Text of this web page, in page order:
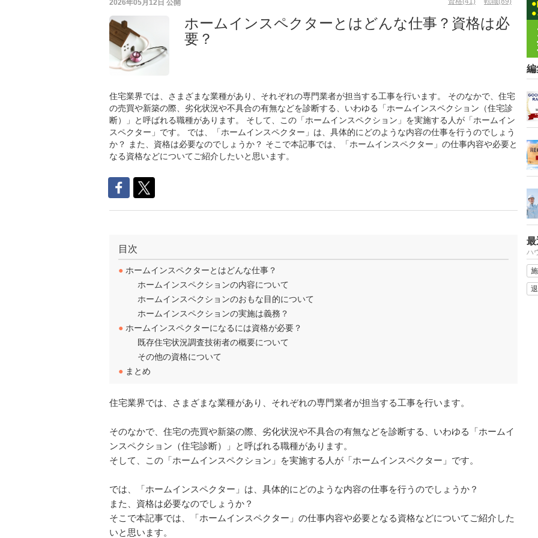
2026年05月12日 公開
ホームインスペクターとはどんな仕事？資格は必
要？
住宅業界では、さまざまな業種があり、それぞれの専門業者が担当する工事を行います。 そのなかで、住宅
の売買や新築の際、劣化状況や不具合の有無などを診断する、いわゆる「ホームインスペクション（住宅診
断）」と呼ばれる職種があります。 そして、この「ホームインスペクション」を実施する人が「ホームイン
スペクター」です。 では、「ホームインスペクター」は、具体的にどのような内容の仕事を行うのでしょう
か？ また、資格は必要なのでしょうか？ そこで本記事では、「ホームインスペクター」の仕事内容や必要と
なる資格などについてご紹介したいと思います。
目次
● ホームインスペクターとはどんな仕事？
ホームインスペクションの内容について
ホームインスペクションのおもな目的について
ホームインスペクションの実施は義務？
● ホームインスペクターになるには資格が必要？
既存住宅状況調査技術者の概要について
その他の資格について
● まとめ
住宅業界では、さまざまな業種があり、それぞれの専門業者が担当する工事を行います。
そのなかで、住宅の売買や新築の際、劣化状況や不具合の有無などを診断する、いわゆる「ホームイ
ンスペクション（住宅診断）」と呼ばれる職種があります。
そして、この「ホームインスペクション」を実施する人が「ホームインスペクター」です。
では、「ホームインスペクター」は、具体的にどのような内容の仕事を行うのでしょうか？
また、資格は必要なのでしょうか？
そこで本記事では、「ホームインスペクター」の仕事内容や必要となる資格などについてご紹介した
いと思います。
編
最
ハ